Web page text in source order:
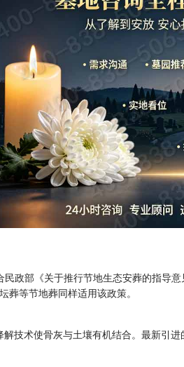
政部《关于推行节地生态安葬的指导
葬等节地葬同样适用该政策。
技术使骨灰与土壤有机结合。最新引